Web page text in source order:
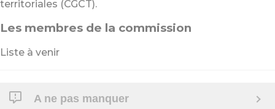
territoriales (CGCT).
Les membres de la commission
Liste à venir
A ne pas manquer